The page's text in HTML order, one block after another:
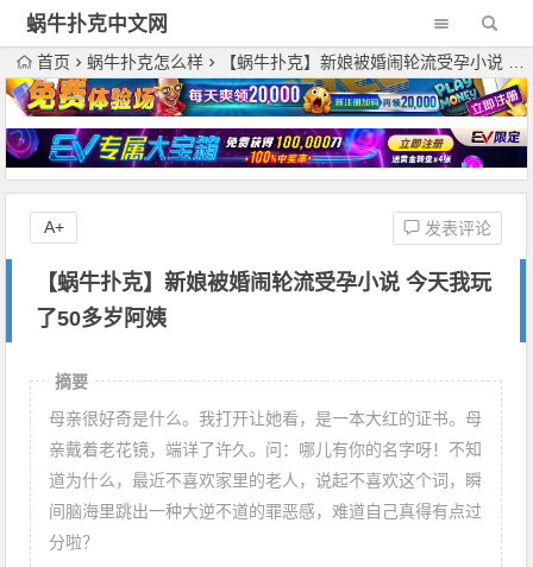
蜗牛扑克中文网
首页 蜗牛扑克怎么样 【蜗牛扑克】新娘被婚闹轮流受孕小说 今天我玩了50多岁阿姨
【蜗牛扑克】新娘被婚闹轮流受孕小说 今天我玩
了50多岁阿姨
发表评论
A+
摘要
母亲很好奇是什么。我打开让她看，是一本大红的证书。母
亲戴着老花镜，端详了许久。问：哪儿有你的名字呀！不知
道为什么，最近不喜欢家里的老人，说起不喜欢这个词，瞬
间脑海里跳出一种大逆不道的罪恶感，难道自己真得有点过
分啦？